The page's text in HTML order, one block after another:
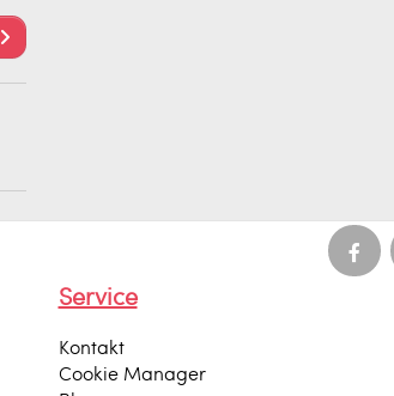
Service
Kontakt
Cookie Manager